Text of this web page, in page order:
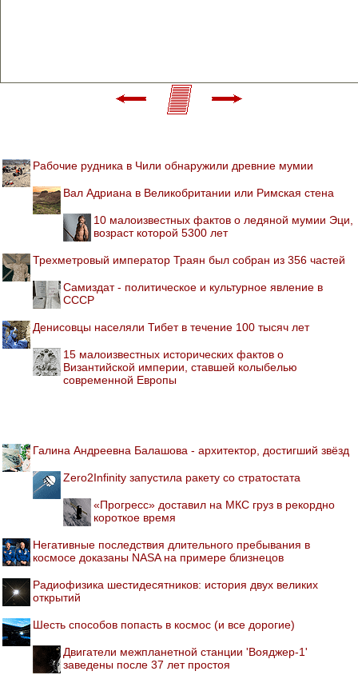
Рабочие рудника в Чили обнаружили древние мумии
Вал Адриана в Великобритании или Римская стена
10 малоизвестных фактов о ледяной мумии Эци,
возраст которой 5300 лет
Трехметровый император Траян был собран из 356 частей
Самиздат - политическое и культурное явление в
СССР
Денисовцы населяли Тибет в течение 100 тысяч лет
15 малоизвестных исторических фактов о
Византийской империи, ставшей колыбелью
современной Европы
Галина Андреевна Балашова - архитектор, достигший звёзд
Zero2Infinity запустила ракету со стратостата
«Прогресс» доставил на МКС груз в рекордно
короткое время
Негативные последствия длительного пребывания в
космосе доказаны NASA на примере близнецов
Радиофизика шестидесятников: история двух великих
открытий
Шесть способов попасть в космос (и все дорогие)
Двигатели межпланетной станции 'Вояджер-1'
заведены после 37 лет простоя